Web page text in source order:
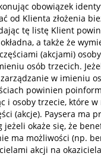
obowiązek
od Klienta złożenia
tę listę Klient
a także że
(akcjami)
osób trzecich.
w imieniu
powinien
i osoby trzecie, które w
(akcje). Paysera ma
jeżeli okaże się, że
ma możliwości (np.
akcji na